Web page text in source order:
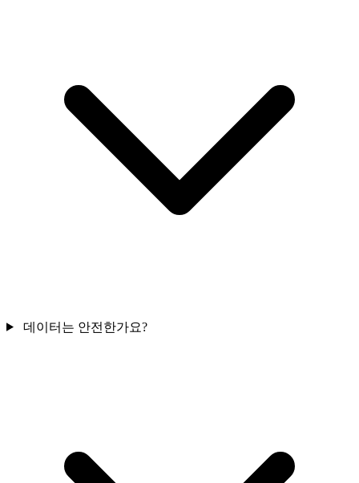
데이터는 안전한가요?